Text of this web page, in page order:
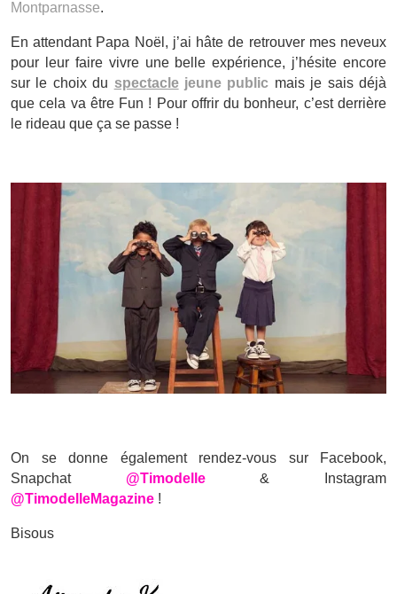
Montparnasse.
En attendant Papa Noël, j’ai hâte de retrouver mes neveux
pour leur faire vivre une belle expérience, j’hésite encore
sur le choix du spectaclejeune public mais je sais déjà
que cela va être Fun ! Pour offrir du bonheur, c’est derrière
le rideau que ça se passe !
On se donne également rendez-vous sur Facebook,
Snapchat @Timodelle& Instagram
@TimodelleMagazine !
Bisous